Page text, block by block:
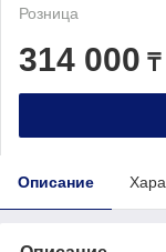
Розница
314 000 ₸
Описание